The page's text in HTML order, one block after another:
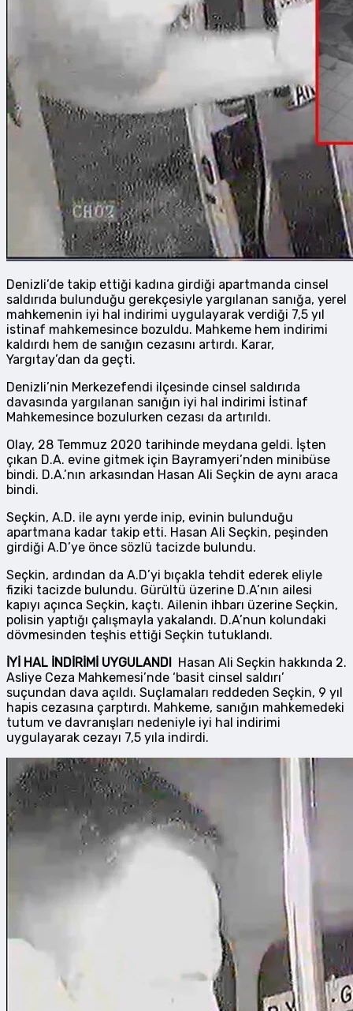
Denizli’de takip ettiği kadına girdiği apartmanda cinsel
saldırıda bulunduğu gerekçesiyle yargılanan sanığa, yerel
mahkemenin iyi hal indirimi uygulayarak verdiği 7,5 yıl
istinaf mahkemesince bozuldu. Mahkeme hem indirimi
kaldırdı hem de sanığın cezasını artırdı. Karar,
Yargıtay’dan da geçti.
Denizli’nin Merkezefendi ilçesinde cinsel saldırıda
davasında yargılanan sanığın iyi hal indirimi İstinaf
Mahkemesince bozulurken cezası da artırıldı.
Olay, 28 Temmuz 2020 tarihinde meydana geldi. İşten
çıkan D.A. evine gitmek için Bayramyeri’nden minibüse
bindi. D.A.’nın arkasından Hasan Ali Seçkin de aynı araca
bindi.
Seçkin, A.D. ile aynı yerde inip, evinin bulunduğu
apartmana kadar takip etti. Hasan Ali Seçkin, peşinden
girdiği A.D’ye önce sözlü tacizde bulundu.
Seçkin, ardından da A.D’yi bıçakla tehdit ederek eliyle
fiziki tacizde bulundu. Gürültü üzerine D.A’nın ailesi
kapıyı açınca Seçkin, kaçtı. Ailenin ihbarı üzerine Seçkin,
polisin yaptığı çalışmayla yakalandı. D.A’nun kolundaki
dövmesinden teşhis ettiği Seçkin tutuklandı.
İYİ HAL İNDİRİMİ UYGULANDI Hasan Ali Seçkin hakkında 2.
Asliye Ceza Mahkemesi’nde ‘basit cinsel saldırı’
suçundan dava açıldı. Suçlamaları reddeden Seçkin, 9 yıl
hapis cezasına çarptırdı. Mahkeme, sanığın mahkemedeki
tutum ve davranışları nedeniyle iyi hal indirimi
uygulayarak cezayı 7,5 yıla indirdi.